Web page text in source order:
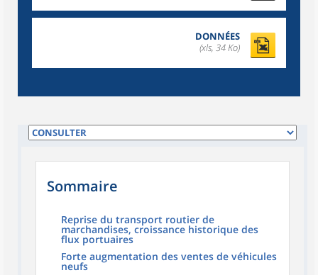
DONNÉES
(xls, 34 Ko)
Sommaire
Reprise du transport routier de
marchandises, croissance historique des
flux portuaires
Forte augmentation des ventes de véhicules
neufs